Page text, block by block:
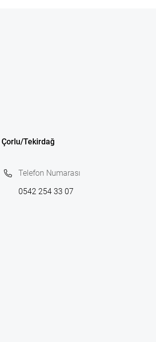
Çorlu/Tekirdağ
Telefon Numarası
0542 254 33 07